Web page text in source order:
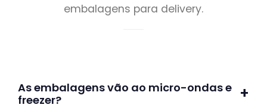
embalagens para delivery.
As embalagens vão ao micro-ondas e
freezer?